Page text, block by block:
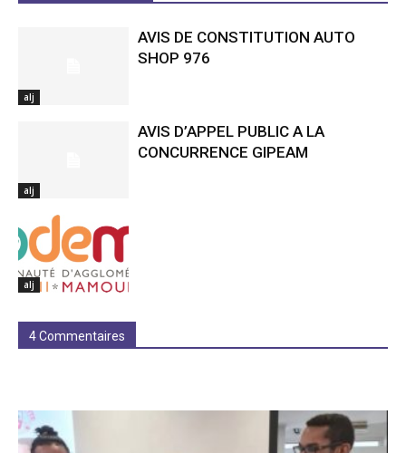
alj
AVIS DE CONSTITUTION AUTO
SHOP 976
alj
AVIS D’APPEL PUBLIC A LA
CONCURRENCE GIPEAM
alj
4 Commentaires